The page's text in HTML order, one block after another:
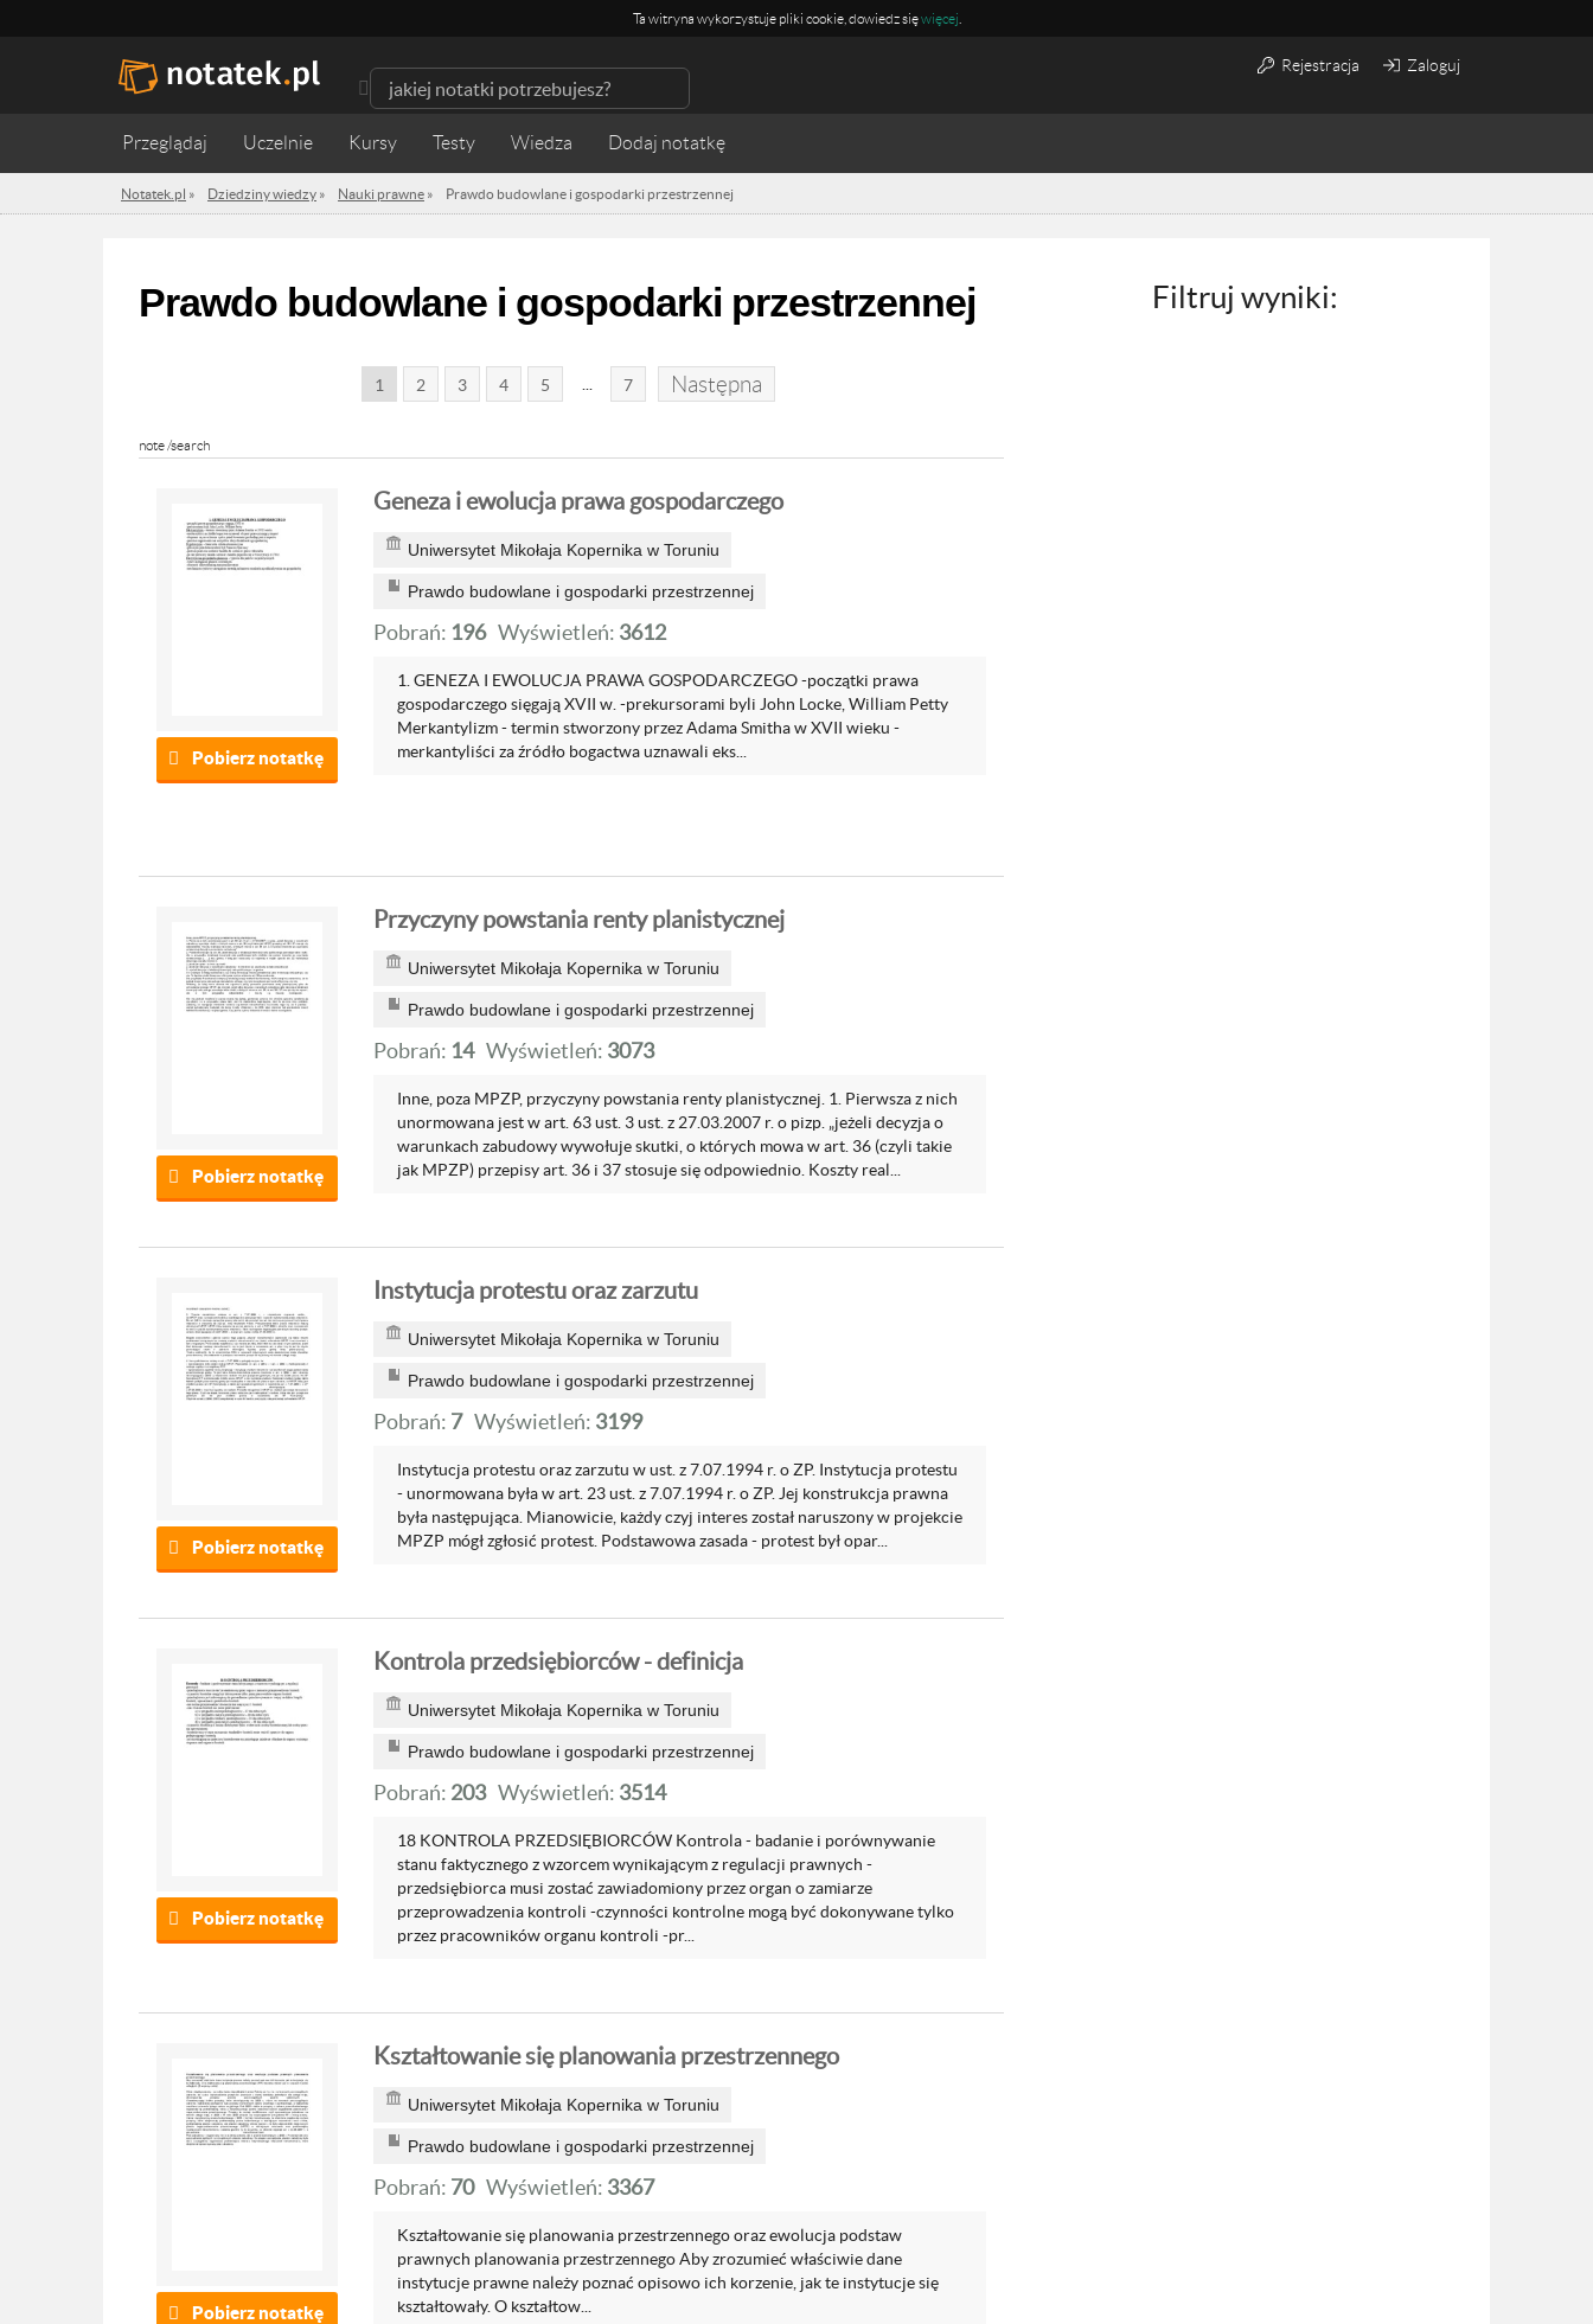
Ta witryna wykorzystuje pliki cookie, dowiedz sięwięcej
Rejestracja Zaloguj
Przeglądaj Uczelnie Kursy Testy Wiedza
Notatek.pl » Dziedziny wiedzy » Nauki prawne » Prawdo budowlane i gospodarki przestrzennej
Prawdo budowlane i gospodarki przestrzennej
1 2 3 4 5 7 Następna
note /search
Pobierz notatkę
Geneza i ewolucja prawa gospodarczego
Uniwersytet Mikołaja Kopernika w Toruniu
Prawdo budowlane i gospodarki przestrzennej
Pobrań: 196 Wyświetleń: 3612
1. GENEZA I EWOLUCJA PRAWA GOSPODARCZEGO -początki prawa
gospodarczego sięgają XVII w. -prekursorami byli John Locke, William Petty
Merkantylizm - termin stworzony przez Adama Smitha w XVII wieku -
merkantyliści za źródło bogactwa uznawali eks...
Pobierz notatkę
Przyczyny powstania renty planistycznej
Uniwersytet Mikołaja Kopernika w Toruniu
Prawdo budowlane i gospodarki przestrzennej
Pobrań: 14 Wyświetleń: 3073
Inne, poza MPZP, przyczyny powstania renty planistycznej. 1. Pierwsza z nich
unormowana jest w art. 63 ust. 3 ust. z 27.03.2007 r. o pizp. „jeżeli decyzja o
warunkach zabudowy wywołuje skutki, o których mowa w art. 36 (czyli takie
jak MPZP) przepisy art. 36 i 37 stosuje się odpowiednio. Koszty real...
Pobierz notatkę
Instytucja protestu oraz zarzutu
Uniwersytet Mikołaja Kopernika w Toruniu
Prawdo budowlane i gospodarki przestrzennej
Pobrań: 7 Wyświetleń: 3199
Instytucja protestu oraz zarzutu w ust. z 7.07.1994 r. o ZP. Instytucja protestu
- unormowana była w art. 23 ust. z 7.07.1994 r. o ZP. Jej konstrukcja prawna
była następująca. Mianowicie, każdy czyj interes został naruszony w projekcie
MPZP mógł zgłosić protest. Podstawowa zasada - protest był opar...
Pobierz notatkę
Kontrola przedsiębiorców - definicja
Uniwersytet Mikołaja Kopernika w Toruniu
Prawdo budowlane i gospodarki przestrzennej
Pobrań: 203 Wyświetleń: 3514
18 KONTROLA PRZEDSIĘBIORCÓW Kontrola - badanie i porównywanie
stanu faktycznego z wzorcem wynikającym z regulacji prawnych -
przedsiębiorca musi zostać zawiadomiony przez organ o zamiarze
przeprowadzenia kontroli -czynności kontrolne mogą być dokonywane tylko
przez pracowników organu kontroli -pr...
Pobierz notatkę
Kształtowanie się planowania przestrzennego
Uniwersytet Mikołaja Kopernika w Toruniu
Prawdo budowlane i gospodarki przestrzennej
Pobrań: 70 Wyświetleń: 3367
Kształtowanie się planowania przestrzennego oraz ewolucja podstaw
prawnych planowania przestrzennego Aby zrozumieć właściwie dane
instytucje prawne należy poznać opisowo ich korzenie, jak te instytucje się
kształtowały. O kształtow...
Filtruj wyniki: